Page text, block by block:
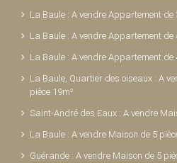
La Baule : A vendre Appartement de
La Baule : A vendre Appartement de
La Baule : A vendre Appartement de
La Baule, Quartier des oiseaux : A
pièce 19m²
Saint-André des Eaux : A vendre
La Baule : A vendre Maison de 5
Guérande : A vendre Maison de 5